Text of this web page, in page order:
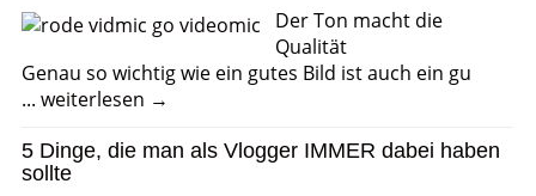
Der Ton macht die
Qualität
Genau so wichtig wie ein gutes Bild ist auch ein gu
... weiterlesen →
5 Dinge, die man als Vlogger IMMER dabei haben
sollte